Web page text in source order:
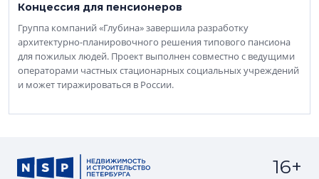
Концессия для пенсионеров
Группа компаний «Глубина» завершила разработку
архитектурно-планировочного решения типового пансиона
для пожилых людей. Проект выполнен совместно с ведущими
операторами частных стационарных социальных учреждений
и может тиражироваться в России.
16+